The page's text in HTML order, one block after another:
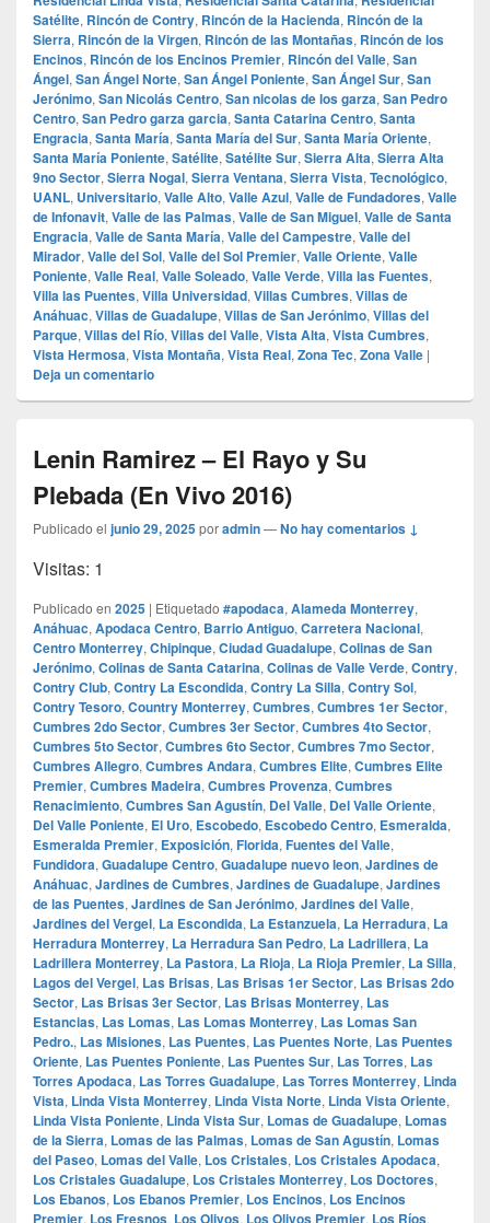
Satélite, Rincón de Contry, Rincón de la Hacienda, Rincón de la
Sierra, Rincón de la Virgen, Rincón de las Montañas, Rincón de los
Encinos, Rincón de los Encinos Premier, Rincón del Valle, San
Ángel, San Ángel Norte, San Ángel Poniente, San Ángel Sur, San
Jerónimo, San Nicolás Centro, San nicolas de los garza, San Pedro
Centro, San Pedro garza garcia, Santa Catarina Centro, Santa
Engracia, Santa María, Santa María del Sur, Santa María Oriente,
Santa María Poniente, Satélite, Satélite Sur, Sierra Alta, Sierra Alta
9no Sector, Sierra Nogal, Sierra Ventana, Sierra Vista, Tecnológico,
UANL, Universitario, Valle Alto, Valle Azul, Valle de Fundadores, Valle
de Infonavit, Valle de las Palmas, Valle de San Miguel, Valle de Santa
Engracia, Valle de Santa María, Valle del Campestre, Valle del
Mirador, Valle del Sol, Valle del Sol Premier, Valle Oriente, Valle
Poniente, Valle Real, Valle Soleado, Valle Verde, Villa las Fuentes,
Villa las Puentes, Villa Universidad, Villas Cumbres, Villas de
Anáhuac, Villas de Guadalupe, Villas de San Jerónimo, Villas del
Parque, Villas del Río, Villas del Valle, Vista Alta, Vista Cumbres,
Vista Hermosa, Vista Montaña, Vista Real, Zona Tec, Zona Valle |
Deja un comentario
Lenin Ramirez – El Rayo y Su
Plebada (En Vivo 2016)
Publicado el junio 29, 2025poradmin—No hay comentarios ↓
Visitas: 1
Publicado en 2025 | Etiquetado #apodaca, Alameda Monterrey,
Anáhuac, Apodaca Centro, Barrio Antiguo, Carretera Nacional,
Centro Monterrey, Chipinque, Ciudad Guadalupe, Colinas de San
Jerónimo, Colinas de Santa Catarina, Colinas de Valle Verde, Contry,
Contry Club, Contry La Escondida, Contry La Silla, Contry Sol,
Contry Tesoro, Country Monterrey, Cumbres, Cumbres 1er Sector,
Cumbres 2do Sector, Cumbres 3er Sector, Cumbres 4to Sector,
Cumbres 5to Sector, Cumbres 6to Sector, Cumbres 7mo Sector,
Cumbres Allegro, Cumbres Andara, Cumbres Elite, Cumbres Elite
Premier, Cumbres Madeira, Cumbres Provenza, Cumbres
Renacimiento, Cumbres San Agustín, Del Valle, Del Valle Oriente,
Del Valle Poniente, El Uro, Escobedo, Escobedo Centro, Esmeralda,
Esmeralda Premier, Exposición, Florida, Fuentes del Valle,
Fundidora, Guadalupe Centro, Guadalupe nuevo leon, Jardines de
Anáhuac, Jardines de Cumbres, Jardines de Guadalupe, Jardines
de las Puentes, Jardines de San Jerónimo, Jardines del Valle,
Jardines del Vergel, La Escondida, La Estanzuela, La Herradura, La
Herradura Monterrey, La Herradura San Pedro, La Ladrillera, La
Ladrillera Monterrey, La Pastora, La Rioja, La Rioja Premier, La Silla,
Lagos del Vergel, Las Brisas, Las Brisas 1er Sector, Las Brisas 2do
Sector, Las Brisas 3er Sector, Las Brisas Monterrey, Las
Estancias, Las Lomas, Las Lomas Monterrey, Las Lomas San
Pedro., Las Misiones, Las Puentes, Las Puentes Norte, Las Puentes
Oriente, Las Puentes Poniente, Las Puentes Sur, Las Torres, Las
Torres Apodaca, Las Torres Guadalupe, Las Torres Monterrey, Linda
Vista, Linda Vista Monterrey, Linda Vista Norte, Linda Vista Oriente,
Linda Vista Poniente, Linda Vista Sur, Lomas de Guadalupe, Lomas
de la Sierra, Lomas de las Palmas, Lomas de San Agustín, Lomas
del Paseo, Lomas del Valle, Los Cristales, Los Cristales Apodaca,
Los Cristales Guadalupe, Los Cristales Monterrey, Los Doctores,
Los Ebanos, Los Ebanos Premier, Los Encinos, Los Encinos
Premier, Los Fresnos, Los Olivos, Los Olivos Premier, Los Ríos,